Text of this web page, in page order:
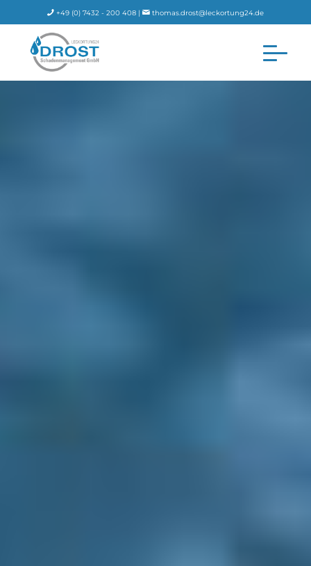
+49 (0) 7432 - 200 408 | thomas.drost@leckortung24.de